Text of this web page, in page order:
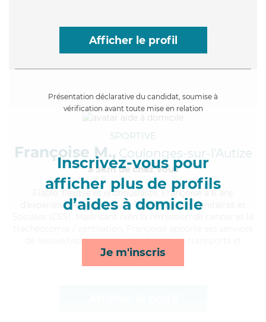
Afficher le profil
Présentation déclarative du candidat, soumise à
vérification avant toute mise en relation
Inscrivez-vous pour
afficher plus de profils
d’aides à domicile
Je m'inscris
SPORTIVE
Françoise M., Coulonges-sur-l'Autize
à 5km de chez Vous
, flexible et enthousiaste, Françoise a 6 ans
d'expérience et possède un BEP Carrières Sanitaires et
de lessive/repassage, courses/livraison, transports et
surveillance de nuit*